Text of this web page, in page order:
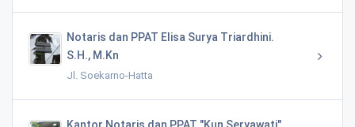
Notaris dan PPAT Elisa Surya Triardhini.
S.H., M.Kn
Jl. Soekarno-Hatta
Kantor Notaris dan PPAT "Kun Seryawati"